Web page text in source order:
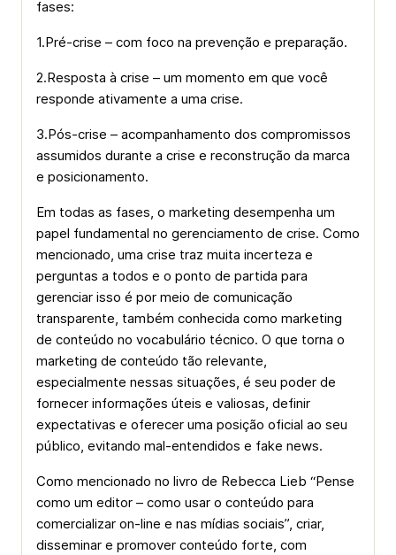
fases:
1.Pré-crise – com foco na prevenção e preparação.
2.Resposta à crise – um momento em que você
responde ativamente a uma crise.
3.Pós-crise – acompanhamento dos compromissos
assumidos durante a crise e reconstrução da marca
e posicionamento.
Em todas as fases, o marketing desempenha um
papel fundamental no gerenciamento de crise. Como
mencionado, uma crise traz muita incerteza e
perguntas a todos e o ponto de partida para
gerenciar isso é por meio de comunicação
transparente, também conhecida como marketing
de conteúdo no vocabulário técnico. O que torna o
marketing de conteúdo tão relevante,
especialmente nessas situações, é seu poder de
fornecer informações úteis e valiosas, definir
expectativas e oferecer uma posição oficial ao seu
público, evitando mal-entendidos e fake news.
Como mencionado no livro de Rebecca Lieb “Pense
como um editor – como usar o conteúdo para
comercializar on-line e nas mídias sociais”, criar,
disseminar e promover conteúdo forte, com